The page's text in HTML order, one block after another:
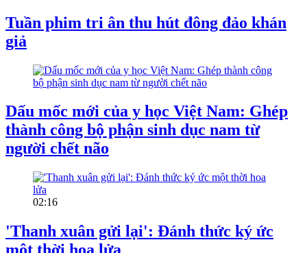
Tuần phim tri ân thu hút đông đảo khán
giả
Dấu mốc mới của y học Việt Nam: Ghép
thành công bộ phận sinh dục nam từ
người chết não
02:16
'Thanh xuân gửi lại': Đánh thức ký ức